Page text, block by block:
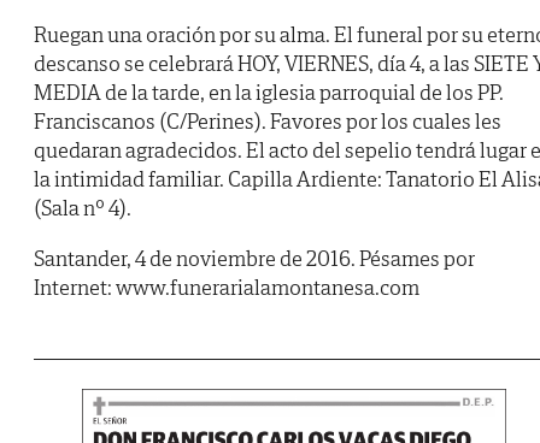
Ruegan una oración por su alma. El funeral por su
descanso se celebrará HOY, VIERNES, día 4, a las SIETE
MEDIA de la tarde, en la iglesia parroquial de los PP.
Franciscanos (C/Perines). Favores por los cuales les
quedaran agradecidos. El acto del sepelio tendrá lugar
la intimidad familiar. Capilla Ardiente: Tanatorio El
(Sala nº 4).
Santander, 4 de noviembre de 2016. Pésames por
Internet: www.funerarialamontanesa.com